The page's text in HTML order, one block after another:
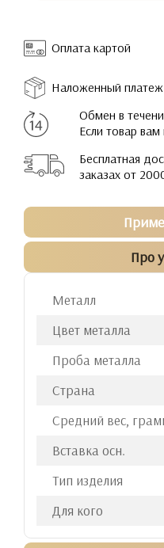
Оплата картой
Наложенный платеж
Обмен в
Если товар
Бесплатная
заказах от
Про
Металл
Цвет металла
Проба металла
Страна
Средний вес,
Вставка осн.
Тип изделия
Для кого